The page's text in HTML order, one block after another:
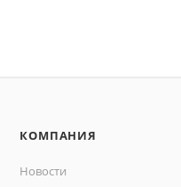
КОМПАНИЯ
Новости